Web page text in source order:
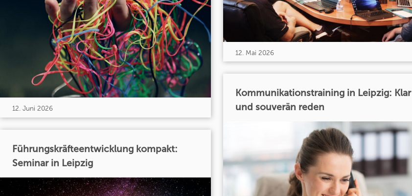
12. Juni 2026
Führungskräfteentwicklung kompakt:
Seminar in Leipzig
12. Mai 2026
Kommunikationstraining in Leipzig: Klar
und souverän reden